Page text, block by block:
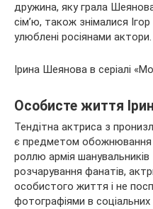
дружина, яку грала
сім’ю, також знімалися
улюблені росіянами актори.
Ірина Шеянова в серіалі
Особисте життя
Тендітна актриса з
є предметом обожнювання
роллю армія
розчарування фанатів,
особистого життя і не
фотографіями в